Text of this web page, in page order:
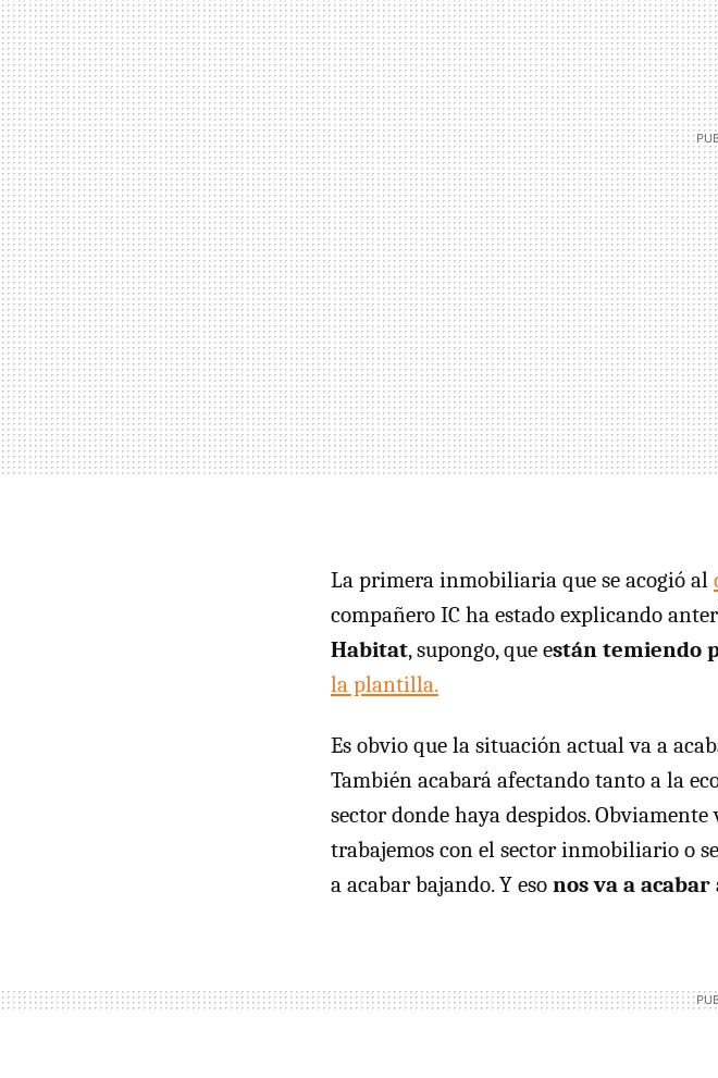
La primera inmobiliaria que se acogió al
compañero IC ha estado explicando
Habitat, supongo, que están temiendo
la plantilla.
Es obvio que la situación actual va a
También acabará afectando tanto a la
sector donde haya despidos.
trabajemos con el sector inmobiliario o
a acabar bajando. Y eso nos va a